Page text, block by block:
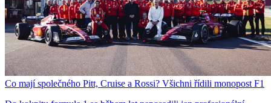
Co mají společného Pitt, Cruise a Rossi? Všichni řídili monopost F1